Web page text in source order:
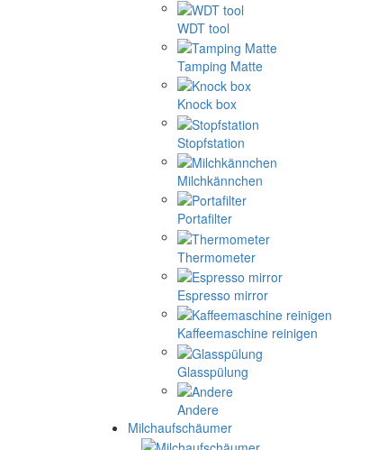
WDT tool
Tamping Matte
Knock box
Stopfstation
Milchkännchen
Portafilter
Thermometer
Espresso mirror
Kaffeemaschine reinigen
Glasspülung
Andere
Milchaufschäumer